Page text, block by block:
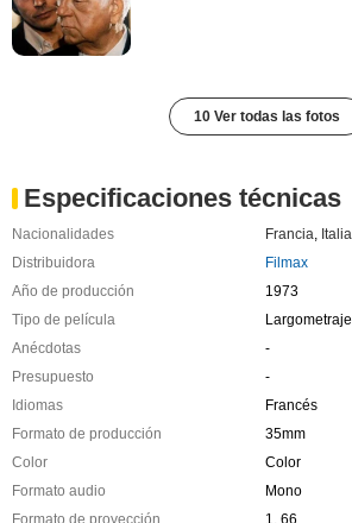
10 Ver todas las fotos
Especificaciones técnicas
Nacionalidades Francia Italia
Distribuidora
Filmax
Año de producción
1973
Tipo de película
Largometraje
Anécdotas
-
Presupuesto
-
Idiomas
Francés
Formato de producción
35mm
Color
Color
Formato audio
Mono
Formato de proyección
1. 66